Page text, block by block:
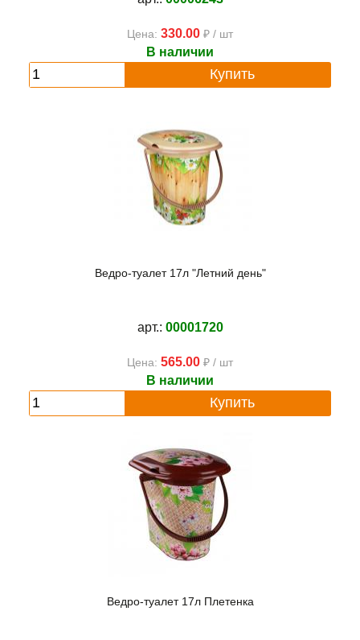
Цена: 330.00 ₽ / шт
В наличии
Купить
Ведро-туалет 17л "Летний день"
арт.: 00001720
Цена: 565.00 ₽ / шт
В наличии
Купить
Ведро-туалет 17л Плетенка